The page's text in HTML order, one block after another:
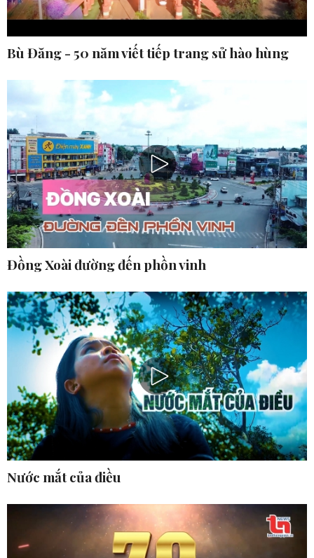
Bù Đăng - 50 năm viết tiếp trang sử hào hùng
Đồng Xoài đường đến phồn vinh
Nước mắt của điều